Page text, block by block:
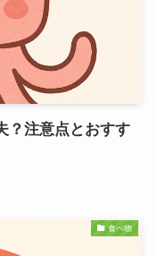
？注意点とおすす
食べ物